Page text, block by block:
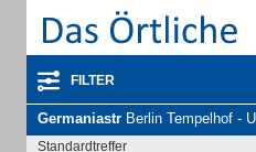
FILTER
Germaniastr Berlin Tempelhof - Unternehmen und
Standardtreffer